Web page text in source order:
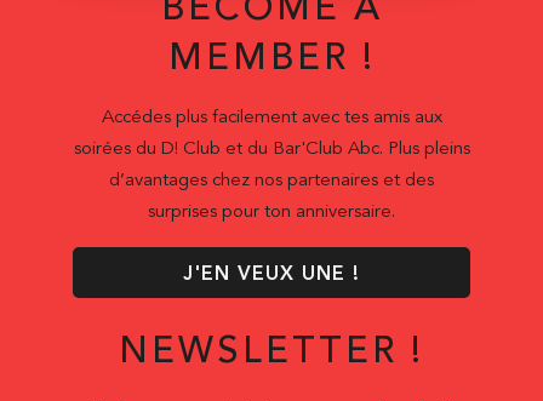
BECOME A
MEMBER !
Accédes plus facilement avec tes amis aux
soirées du D! Club et du Bar'Club Abc. Plus pleins
d’avantages chez nos partenaires et des
surprises pour ton anniversaire.
J'EN VEUX UNE !
NEWSLETTER !